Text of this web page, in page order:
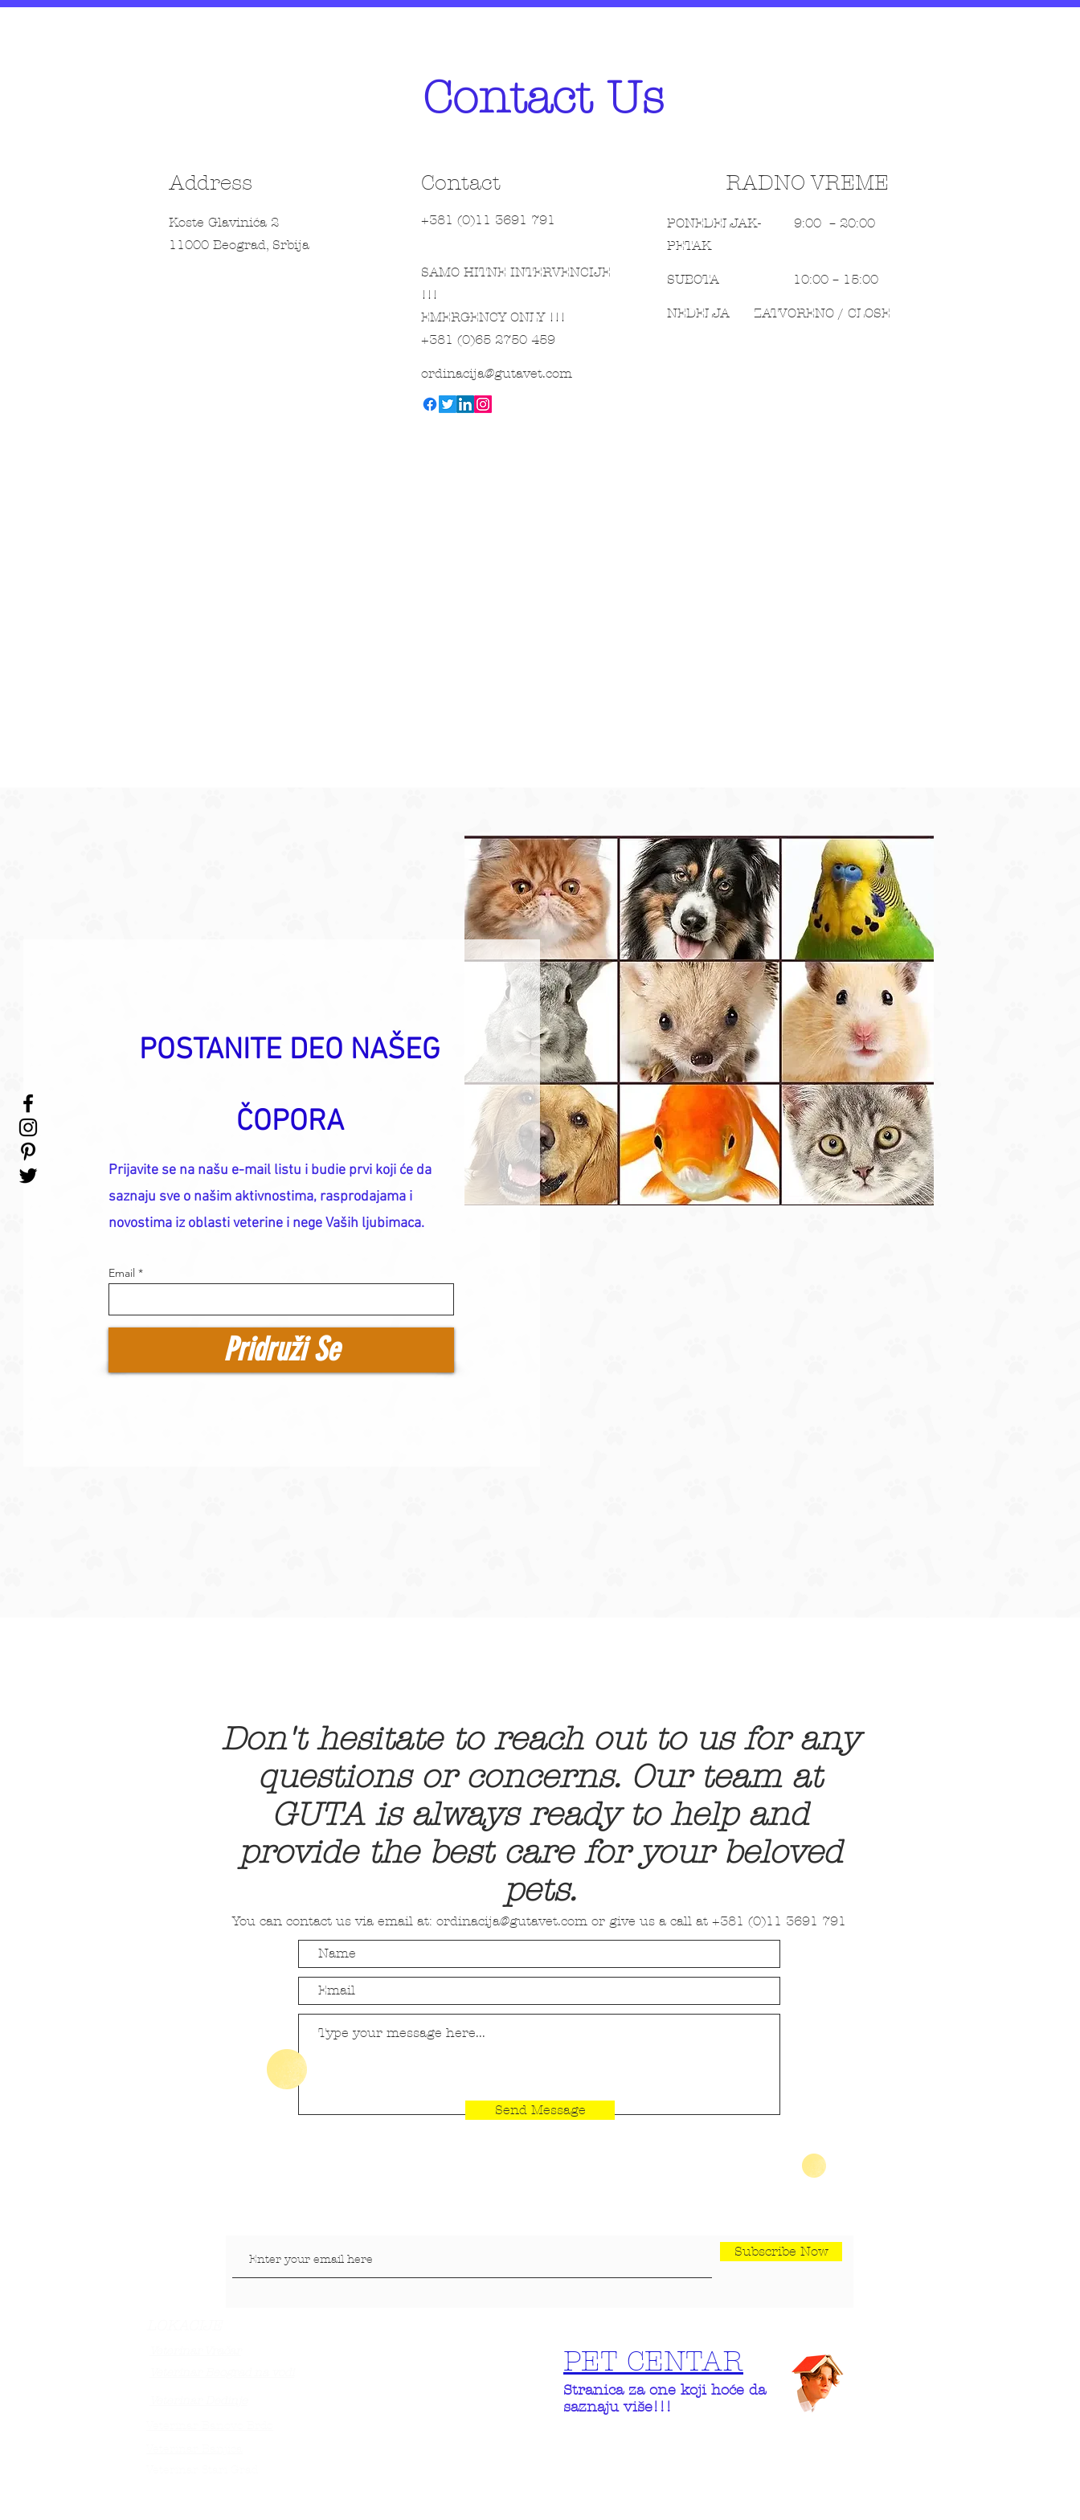
Contact Us
Address
Koste Glavinića 2
11000 Beograd, Srbija
Contact
+381 (0)11 3691 791
SAMO HITNE INTERVENCIJE
!!!
EMERGENCY ONLY !!!
+381 (0)65 2750 459
RADNO VREME
PONEDELJAK-
PETAK
9:00 – 20:00
SUBOTA 10:00 – 15:00
NEDELJA ZATVORENO / CLOSE
ordinacija@gutavet.com
POSTANITE DEO NAŠEG
ČOPORA
Prijavite se na našu e-mail listu i budie prvi koji će da
saznaju sve o našim aktivnostima, rasprodajama i
novostima iz oblasti veterine i nege Vaših ljubimaca.
Email
Pridruži Se
Don't hesitate to reach out to us for any
questions or concerns. Our team at
GUTA is always ready to help and
provide the best care for your beloved
pets.
You can contact us via email at: ordinacija@gutavet.com or give us a call at +381 (0)11 3691 791
Send Message
Subscribe Now
PET CENTAR
Stranica za one koji hoće da
saznaju više!!!